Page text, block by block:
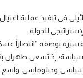
في تنفيذ عملية
للدولة.
بوصفه “انتصاراً
إذ تسعى طهران
سياسي ودبلوماسي